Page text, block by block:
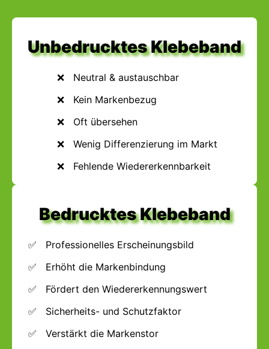
Unbedrucktes Klebeband
Neutral & austauschbar
Kein Markenbezug
Oft übersehen
Wenig Differenzierung im Markt
Fehlende Wiedererkennbarkeit
Bedrucktes Klebeband
Professionelles Erscheinungsbild
Erhöht die Markenbindung
Fördert den Wiedererkennungswert
Sicherheits- und Schutzfaktor
Verstärkt die Markenstor